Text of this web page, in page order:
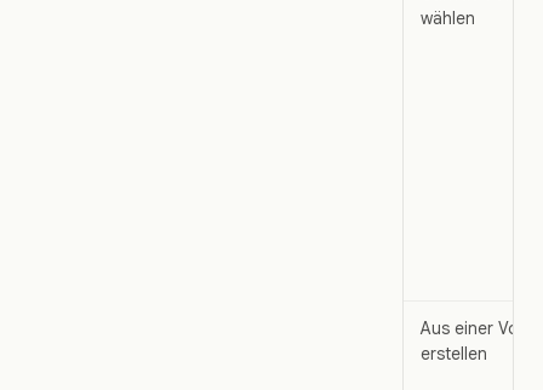
wählen
Aus einer
erstellen